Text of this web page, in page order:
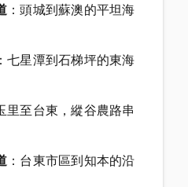
：頭城到蘇澳的平坦海
七星潭到石梯坪的東海
里至台東，縱谷農路串
：台東市區到知本的沿